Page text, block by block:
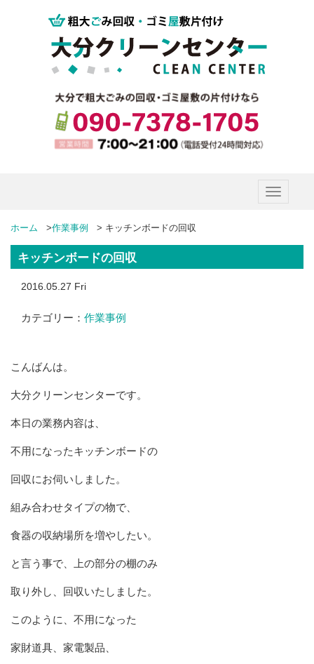
Toggle
ホーム >作業事例 > キッチンボードの回収
キッチンボードの回収
2016.05.27 Fri
カテゴリー： 作業事例
こんばんは。
大分クリーンセンターです。
本日の業務内容は、
不用になったキッチンボードの
回収にお伺いしました。
組み合わせタイプの物で、
食器の収納場所を増やしたい。
と言う事で、上の部分の棚のみ
取り外し、回収いたしました。
このように、不用になった
家財道具、家電製品、